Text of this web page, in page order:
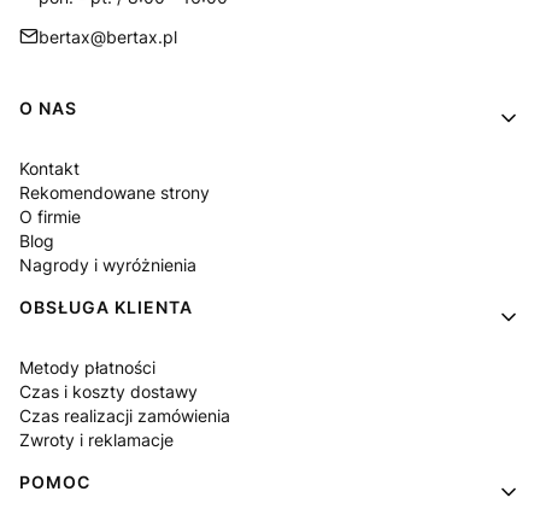
bertax@bertax.pl
Linki w stopce
O NAS
Kontakt
Rekomendowane strony
O firmie
Blog
Nagrody i wyróżnienia
OBSŁUGA KLIENTA
Metody płatności
Czas i koszty dostawy
Czas realizacji zamówienia
Zwroty i reklamacje
POMOC